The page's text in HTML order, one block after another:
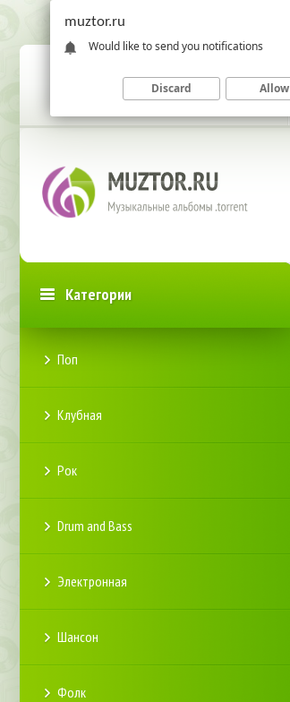
ГЛАВНАЯ СТРАНИЦА
Категории
Поп
Клубная
Рок
Drum and Bass
Электронная
Шансон
Фолк
muztor.ru
Would like to send you notifications
Discard Allow